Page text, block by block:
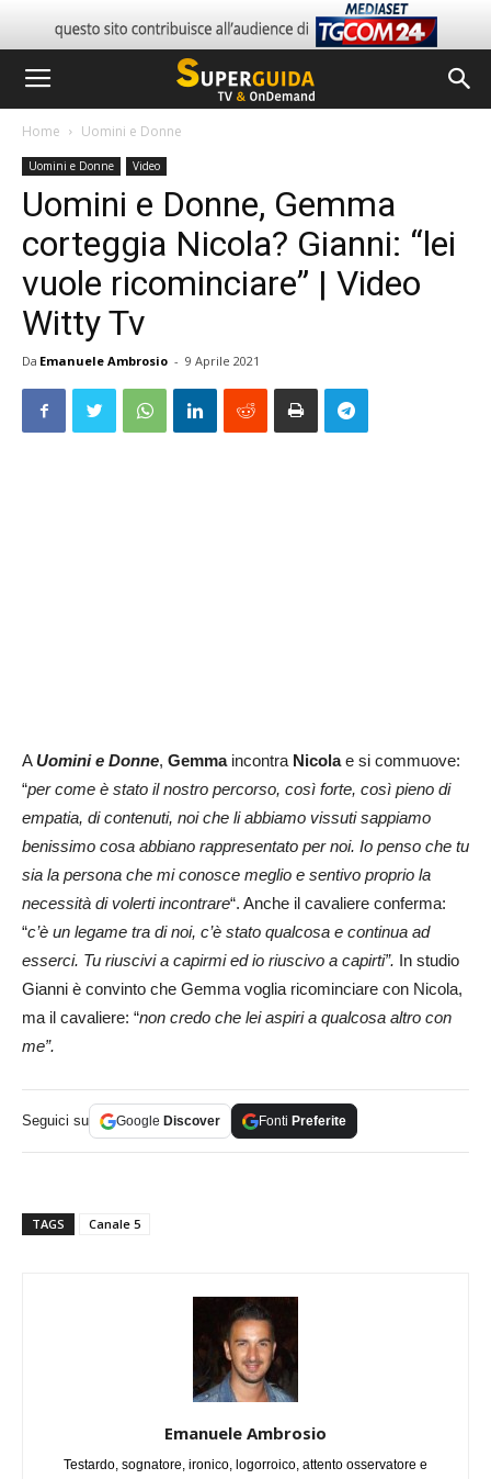
Home Uomini e Donne
Uomini e Donne Video
Uomini e Donne, Gemma
corteggia Nicola? Gianni: “lei
vuole ricominciare” | Video
Witty Tv
Da Emanuele Ambrosio - 9 Aprile 2021
AUomini e Donne, Gemmaincontra Nicolae si commuove:
“per come è stato il nostro percorso, così forte, così pieno di
empatia, di contenuti, noi che li abbiamo vissuti sappiamo
benissimo cosa abbiano rappresentato per noi. Io penso che tu
sia la persona che mi conosce meglio e sentivo proprio la
necessità di volerti incontrare“. Anche il cavaliere conferma:
“c’è un legame tra di noi, c’è stato qualcosa e continua ad
esserci. Tu riuscivi a capirmi ed io riuscivo a capirti”. In studio
Gianni è convinto che Gemma voglia ricominciare con Nicola,
ma il cavaliere: “non credo che lei aspiri a qualcosa altro con
me”.
Seguici su Google Discover Fonti Preferite
TAGS Canale 5
Emanuele Ambrosio
Testardo, sognatore, ironico, logorroico, attento osservatore e